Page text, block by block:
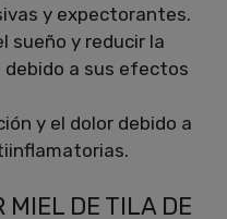
y expectorantes.
sueño y reducir la
a sus efectos
y el dolor debido a
MIEL DE TILA DE